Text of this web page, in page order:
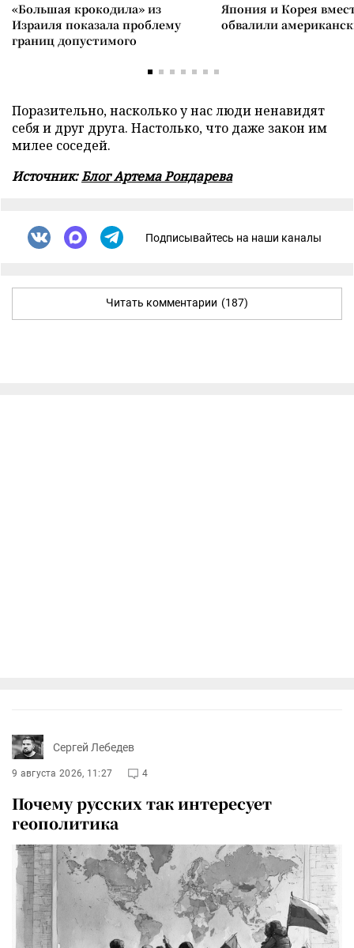
«Большая крокодила» из
Израиля показала проблему
границ допустимого
Япония и Корея
обвалили
Поразительно, насколько у нас люди ненавидят
себя и друг друга. Настолько, что даже закон им
милее соседей.
Источник:Блог Артема Рондарева
Подписывайтесь на наши каналы
Читать комментарии (187)
Сергей Лебедев
9 августа 2026, 11:27 4
Почему русских так интересует
геополитика